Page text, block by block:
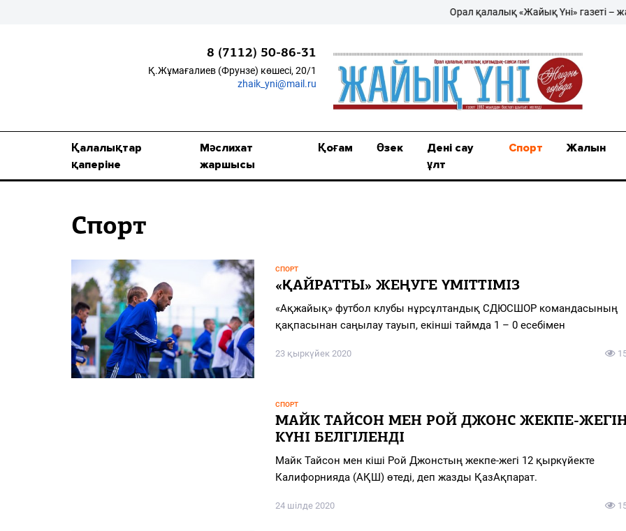
Мәслихат жаршысы
Дені сау ұлт
«Жайық үні» — 33 жыл
Орал қалалық «Жайық Үні» газеті –
8 (7112) 50-86-31
Қ.Жұмағалиев (Фрунзе) көшесі, 20/1
zhaik_yni@mail.ru
Қалалықтар
қаперіне
Мәслихат
жаршысы
Қоғам Өзек
Дені сау
ұлт
Спорт Жалын
Спорт
СПОРТ
«ҚАЙРАТТЫ» ЖЕҢУГЕ ҮМІТТІМІЗ
«Ақжайық» футбол клубы нұрсұлтандық СДЮСШОР командасының
қақпасынан саңылау тауып, екінші таймда 1 – 0 есебімен
23 қыркүйек 2020
СПОРТ
МАЙК ТАЙСОН МЕН РОЙ ДЖОНС ЖЕКПЕ-
КҮНІ БЕЛГІЛЕНДІ
Майк Тайсон мен кіші Рой Джонстың жекпе-жегі 12 қыркүйекте
Калифорнияда (АҚШ) өтеді, деп жазды ҚазАқпарат.
24 шілде 2020